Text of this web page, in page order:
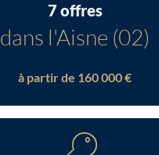
7 offres
dans l'Aisne (02)
à partir de 160 000 €